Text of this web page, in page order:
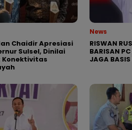
Chaidir Apresiasi
Sulsel, Dinilai
Konektivitas
News
RISWAN
BARISAN
JAGA